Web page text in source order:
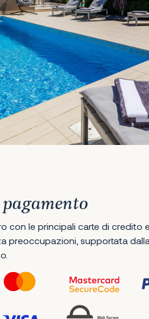
con le principali carte di credito
preoccupazioni, supportata